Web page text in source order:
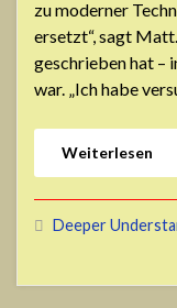
zu moderner
ersetzt“, sagt
geschrieben hat –
war. „Ich habe
Weiterlesen
Deeper